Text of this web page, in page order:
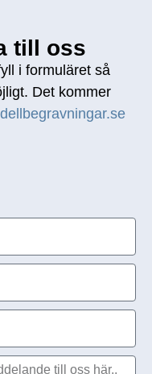
till oss
i formuläret så
Det kommer